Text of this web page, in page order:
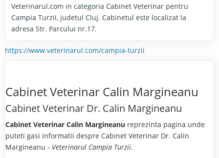
Veterinarul.com in categoria Cabinet Veterinar pentru
Campia Turzii, judetul Cluj. Cabinetul este localizat la
adresa Str. Parcului nr.17.
https://www.veterinarul.com/campia-turzii
Cabinet Veterinar Calin Margineanu
Cabinet Veterinar Dr. Calin Margineanu
Cabinet Veterinar Calin Margineanu reprezinta pagina unde
puteti gasi informatii despre Cabinet Veterinar Dr. Calin
Margineanu - Veterinarul Campia Turzii.